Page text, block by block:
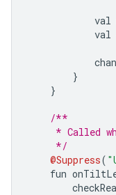
val
val
}
}
/**
* Called
*/
@Suppress(
fun